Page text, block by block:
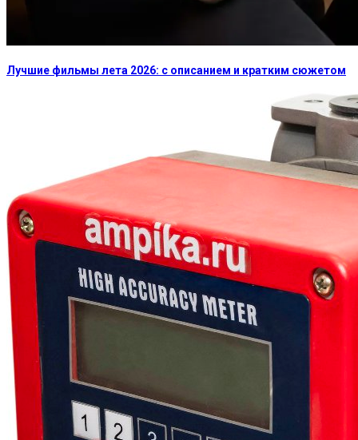
Лучшие фильмы лета 2026: с описанием и кратким сюжетом